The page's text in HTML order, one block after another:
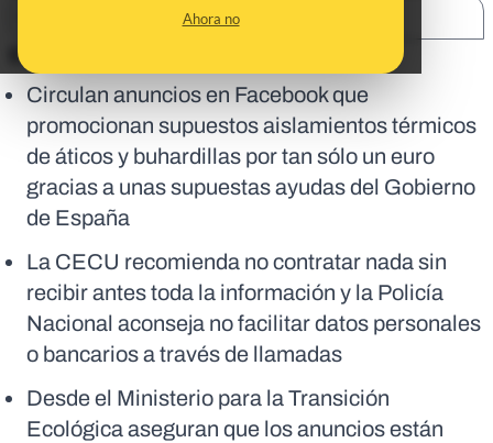
Ahora no
En corto:
Circulan anuncios en Facebook que
promocionan supuestos aislamientos térmicos
de áticos y buhardillas por tan sólo un euro
gracias a unas supuestas ayudas del Gobierno
de España
La CECU recomienda no contratar nada sin
recibir antes toda la información y la Policía
Nacional aconseja no facilitar datos personales
o bancarios a través de llamadas
Desde el Ministerio para la Transición
Ecológica aseguran que los anuncios están